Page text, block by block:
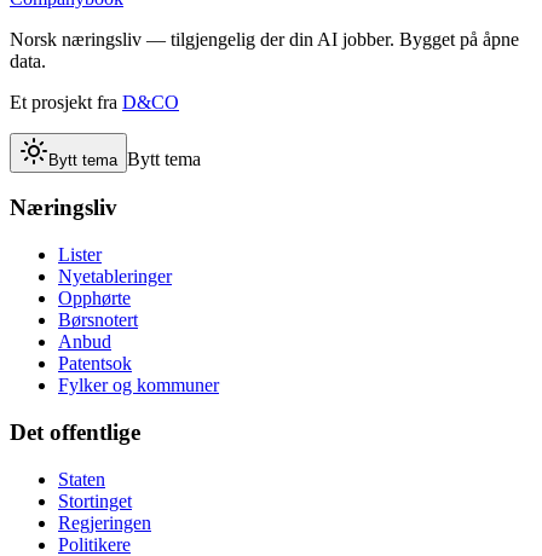
Norsk næringsliv — tilgjengelig der din AI jobber. Bygget på åpne
data.
Et prosjekt fra D&CO
Bytt tema Bytt tema
Næringsliv
Lister
Nyetableringer
Opphørte
Børsnotert
Anbud
Patentsok
Fylker og kommuner
Det offentlige
Staten
Stortinget
Regjeringen
Politikere